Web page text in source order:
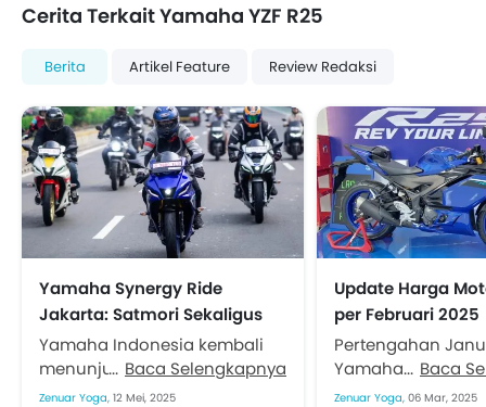
Cerita Terkait Yamaha YZF R25
Berita Artikel Feature Review Redaksi
Yamaha Synergy Ride
Jakarta: Satmori Sekaligus
Workshop Teknologi New R25
dan MT-25
Yamaha Indonesia kembali
menunjukkan eksistensi di
segmen sepeda motor sport
Baca Selengkapnya
Zenuar Yoga, 12 Mei, 2025
Update Harga
per Februari 2025
Pertengahan
Yamaha
dan MT-25 baru.
Baca
Zenuar Yoga, 06 Mar, 2025